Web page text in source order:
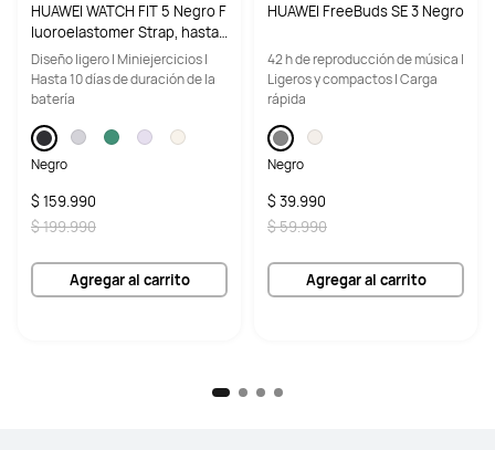
HUAWEI WATCH FIT 5 Negro F
luoroelastomer Strap, hasta 1
0 días de batería, compatible
con iOS y Android, diseño lig
ero
Diseño ligero | Miniejercicios |
Hasta 10 días de duración de la
batería
Negro
$ 159.990
$ 199.990
Agregar al carrito
HUAWEI FreeBuds SE 3 Negro
42 h de reproducción de música |
Ligeros y compactos | Carga
rápida
Negro
$ 39.990
$ 59.990
Agregar al carrito